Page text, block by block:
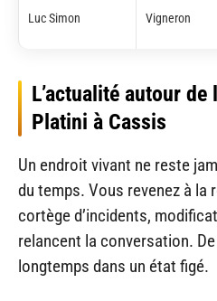
Luc Simon Vigneron
L’actualité autour
Platini à Cassis
Un endroit vivant ne reste
du temps. Vous revenez à la
cortège d’incidents,
relancent la conversation.
longtemps dans un état figé.